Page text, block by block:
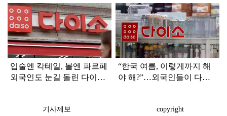
탑
라
인
입술엔 칵테일, 볼엔 파르페
외국인도 눈길 돌린 다이소
“한국 여름, 이렇게까지 해
야 해?”…외국인들이 다이
기사제보 copyright